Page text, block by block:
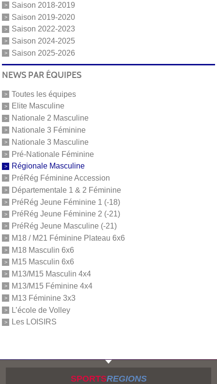
Saison 2018-2019
Saison 2019-2020
Saison 2022-2023
Saison 2024-2025
Saison 2025-2026
NEWS PAR ÉQUIPES
Toutes les équipes
Elite Masculine
Nationale 2 Masculine
Nationale 3 Féminine
Nationale 3 Masculine
Pré-Nationale Féminine
Régionale Masculine
PréRég Féminine Accession
Départementale 1 & 2 Féminine
PréRég Jeune Féminine 1 (-18)
PréRég Jeune Féminine 2 (-21)
PréRég Jeune Masculine (-21)
M18 / M21 Féminine Plateau 6x6
M18 Masculin 6x6
M15 Masculin 6x6
M13/M15 Masculin 4x4
M13/M15 Féminine 4x4
M13 Féminine 3x3
L’école de Volley
Les LOISIRS
SPORTSREGIONS